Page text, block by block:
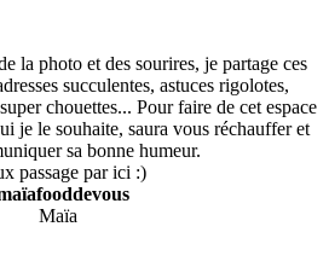
la photo et des sourires, je partage ces
succulentes, astuces rigolotes,
chouettes... Pour faire de cet espace
je le souhaite, saura vous réchauffer et
sa bonne humeur.
passage par ici :)
Maïa